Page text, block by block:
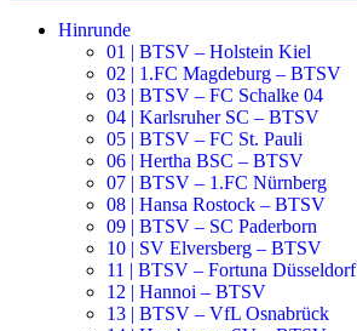
Hinrunde
01 | BTSV – Holstein Kiel
02 | 1.FC Magdeburg – BTSV
03 | BTSV – FC Schalke 04
04 | Karlsruher SC – BTSV
05 | BTSV – FC St. Pauli
06 | Hertha BSC – BTSV
07 | BTSV – 1.FC Nürnberg
08 | Hansa Rostock – BTSV
09 | BTSV – SC Paderborn
10 | SV Elversberg – BTSV
11 | BTSV – Fortuna Düsseldorf
12 | Hannoi – BTSV
13 | BTSV – VfL Osnabrück